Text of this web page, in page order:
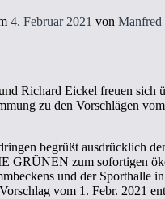
4. Februar 2021 von Manfred
Richard Eickel freuen sich
zu den Vorschlägen
begrüßt ausdrücklich
GRÜNEN zum sofortigen
und der Sporthalle
vom 1. Febr. 2021